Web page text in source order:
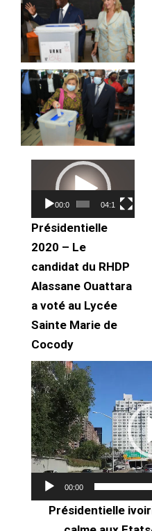
Lecteur
vidéo
00:00 04:10
Présidentielle
2020 – Le
candidat du RHDP
Alassane Ouattara
a voté au Lycée
Sainte Marie de
Cocody
Lecteur
vidéo
00:00
Présidentielle